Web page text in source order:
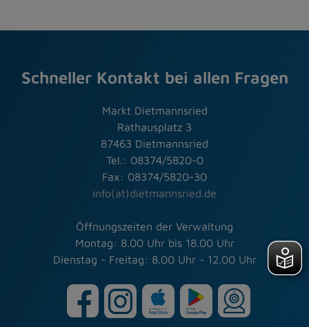
Schneller Kontakt bei allen Fragen
Markt Dietmannsried
Rathausplatz 3
87463 Dietmannsried
Tel.: 08374/5820-0
Fax: 08374/5820-30
info(at)dietmannsried.de
Öffnungszeiten der Verwaltung
Montag: 8.00 Uhr bis 18.00 Uhr
Dienstag - Freitag: 8.00 Uhr - 12.00 Uhr